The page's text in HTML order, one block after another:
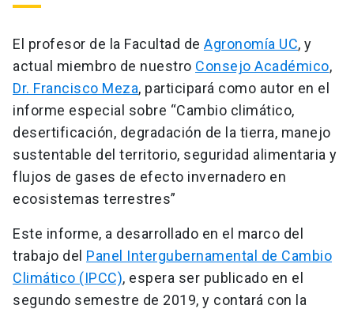
El profesor de la Facultad de Agronomía UC, y
actual miembro de nuestro Consejo Académico,
Dr. Francisco Meza, participará como autor en el
informe especial sobre “Cambio climático,
desertificación, degradación de la tierra, manejo
sustentable del territorio, seguridad alimentaria y
flujos de gases de efecto invernadero en
ecosistemas terrestres”
Este informe, a desarrollado en el marco del
trabajo del Panel Intergubernamental de Cambio
Climático (IPCC), espera ser publicado en el
segundo semestre de 2019, y contará con la